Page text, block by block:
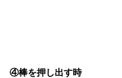
④棒を押し出す時